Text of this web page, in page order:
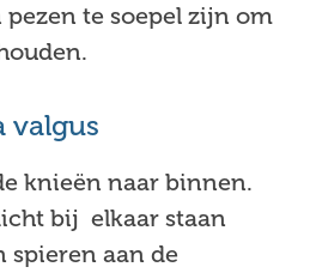
te soepel zijn om
valgus
knieën naar binnen.
bij elkaar staan
spieren aan de